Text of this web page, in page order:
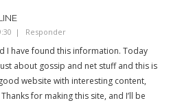
Responder
I have found this information. Today
about gossip and net stuff and this is
website with interesting content,
for making this site, and I’ll be